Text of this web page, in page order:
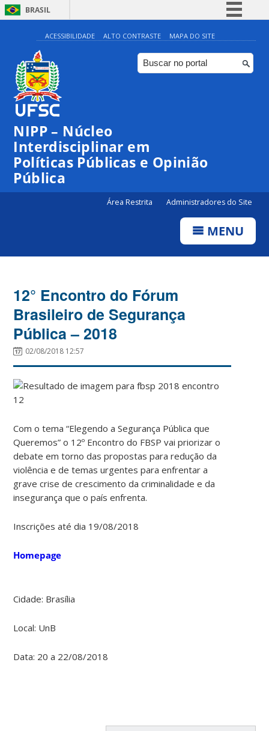
BRASIL
Simplifique!
Comunica BR
Participe
ACESSIBILIDADE ALTO CONTRASTE MAPA DO SITE
NIPP – Núcleo
Interdisciplinar em
Políticas Públicas e Opinião
Pública
Área Restrita Administradores do Site
MENU
12° Encontro do Fórum
Brasileiro de Segurança
Pública – 2018
02/08/2018 12:57
Com o tema “Elegendo a Segurança Pública que
Queremos” o 12º Encontro do FBSP vai priorizar o
debate em torno das propostas para redução da
violência e de temas urgentes para enfrentar a
grave crise de crescimento da criminalidade e da
insegurança que o país enfrenta.
Inscrições até dia 19/08/2018
Homepage
Cidade: Brasília
Local: UnB
Data: 20 a 22/08/2018